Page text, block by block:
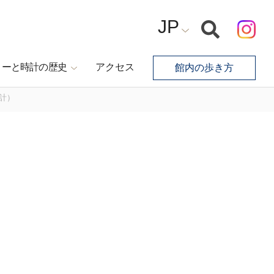
と時計の歴史 アクセス 館内の歩き方
JP
）